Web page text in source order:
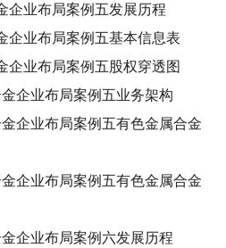
企业布局案例五发展历程
企业布局案例五基本信息表
企业布局案例五股权穿透图
企业布局案例五业务架构
企业布局案例五有色金属合金
企业布局案例五有色金属合金
企业布局案例六发展历程